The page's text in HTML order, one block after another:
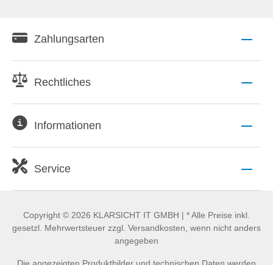
Zahlungsarten
Rechtliches
Informationen
Service
Copyright © 2026 KLARSICHT IT GMBH | * Alle Preise inkl.
gesetzl. Mehrwertsteuer zzgl. Versandkosten, wenn nicht anders
angegeben